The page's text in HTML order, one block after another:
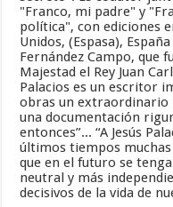
"Franco, mi padre" y
política", con ediciones
Unidos, (Espasa),
Fernández Campo, que
Majestad el Rey Juan
Palacios es un escritor
obras un extraordinario
una documentación
entonces”... “A Jesús
últimos tiempos
que en el futuro se
neutral y más
decisivos de la vida de